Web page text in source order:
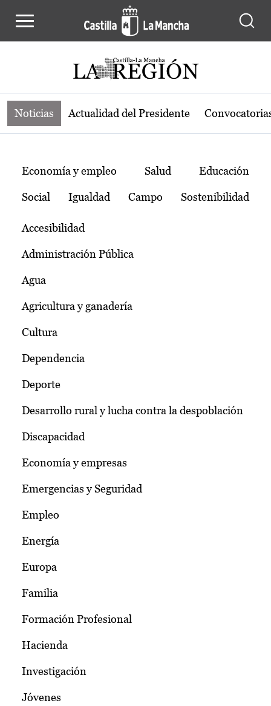
Noticias de la región de Castilla-La
Noticias Actualidad del Presidente
Temas
Economía y empleo Salud Educación
Social Igualdad Campo Sostenibilidad
Accesibilidad
Administración Pública
Agua
Agricultura y ganadería
Cultura
Dependencia
Deporte
Desarrollo rural y lucha contra la despoblación
Discapacidad
Economía y empresas
Emergencias y Seguridad
Empleo
Energía
Europa
Familia
Formación Profesional
Hacienda
Investigación
Jóvenes